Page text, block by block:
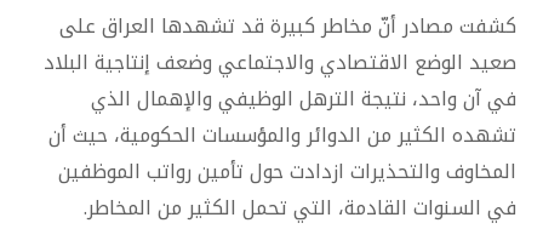
كشفت مصادر أنّ مخاطر كبيرة قد تشهدها العراق على
صعيد الوضع الاقتصادي والاجتماعي وضعف إنتاجية البلاد
في آن واحد، نتيجة الترهل الوظيفي والإهمال الذي
تشهده الكثير من الدوائر والمؤسسات الحكومية، حيث أن
المخاوف والتحذيرات ازدادت حول تأمين رواتب الموظفين
في السنوات القادمة، التي تحمل الكثير من المخاطر.